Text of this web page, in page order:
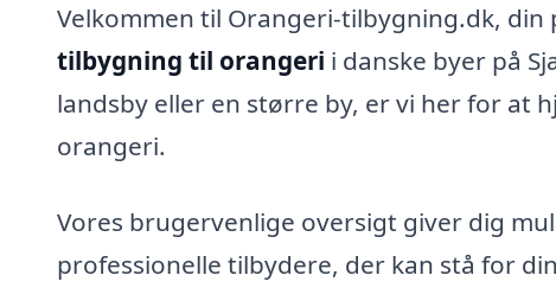
Velkommen til Orangeri-tilbygning.dk,
tilbygning til orangeri i danske byer på
landsby eller en større by, er vi her for at
orangeri.
Vores brugervenlige oversigt giver dig
professionelle tilbydere, der kan stå for